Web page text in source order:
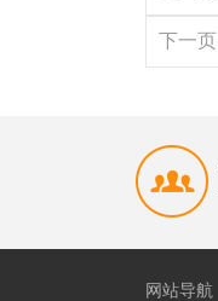
下一页
网站导航